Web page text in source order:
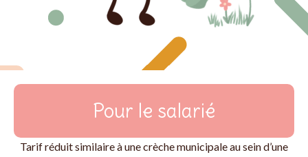
Pour le salarié
Tarif réduit similaire à une crèche municipale au sein d’une